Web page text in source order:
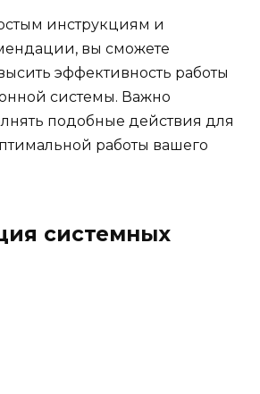
инструкциям и
вы сможете
эффективность работы
системы. Важно
подобные действия для
работы вашего
системных